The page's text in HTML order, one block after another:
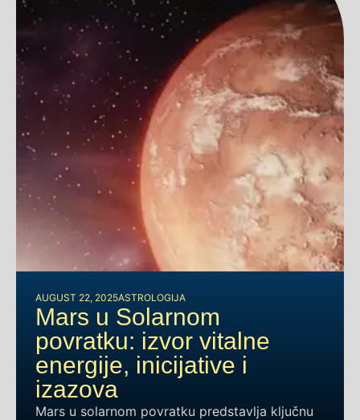
AUGUST 22, 2025ASTROLOGIJA
Mars u Solarnom
povratku: izvor vitalne
energije, inicijative i
izazova
Mars u solarnom povratku predstavlja ključnu